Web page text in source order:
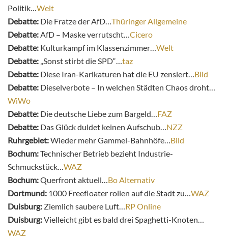
Politik…Welt
Debatte: Die Fratze der AfD…Thüringer Allgemeine
Debatte:AfD – Maske verrutscht…Cicero
Debatte: Kulturkampf im Klassenzimmer…Welt
Debatte: „Sonst stirbt die SPD“…taz
Debatte: Diese Iran-Karikaturen hat die EU zensiert…Bild
Debatte: Dieselverbote – In welchen Städten Chaos droht…
WiWo
Debatte: Die deutsche Liebe zum Bargeld…FAZ
Debatte: Das Glück duldet keinen Aufschub…NZZ
Ruhrgebiet:Wieder mehr Gammel-Bahnhöfe…Bild
Bochum:Technischer Betrieb bezieht Industrie-
Schmuckstück…WAZ
Bochum:Querfront aktuell…Bo Alternativ
Dortmund: 1000 Freefloater rollen auf die Stadt zu…WAZ
Duisburg: Ziemlich saubere Luft…RP Online
Duisburg:Vielleicht gibt es bald drei Spaghetti-Knoten…
WAZ